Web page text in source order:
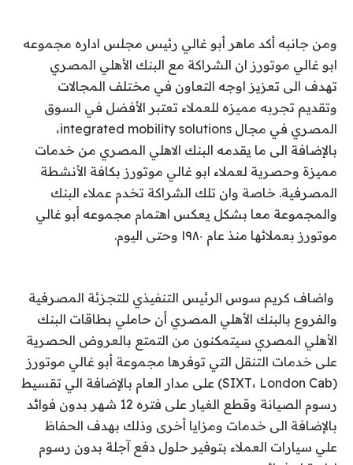
ومن جانبه أكد ماهر أبو غالي رئيس مجلس اداره مجموعه
ابو غالي موتورز ان الشراكة مع البنك الأهلي المصري
تهدف الى تعزيز اوجه التعاون في مختلف المجالات
وتقديم تجربه مميزه للعملاء تعتبر الأفضل في السوق
المصري في مجال integrated mobility solutions،
بالإضافة الى ما يقدمه البنك الاهلي المصري من خدمات
مميزة وحصرية لعملاء ابو غالي موتورز بكافة الأنشطة
المصرفية. خاصة وان تلك الشراكة تخدم عملاء البنك
والمجموعة معا بشكل يعكس اهتمام مجموعه أبو غالي
موتورز بعملائها منذ عام ١٩٨٠ وحتى اليوم.
واضاف كريم سوس الرئيس التنفيذي للتجزئة المصرفية
والفروع بالبنك الأهلي المصري أن حاملي بطاقات البنك
الأهلي المصري سيتمكنون من التمتع بالعروض الحصرية
على خدمات التنقل التي توفرها مجموعة أبو غالي موتورز
(SIXT، London Cab) على مدار العام بالإضافة الي تقسيط
رسوم الصيانة وقطع الغيار على فتره 12 شهر بدون فوائد
بالإضافة الى خدمات ومزايا أخرى وذلك بهدف الحفاظ
علي سيارات العملاء بتوفير حلول دفع آجلة بدون رسوم